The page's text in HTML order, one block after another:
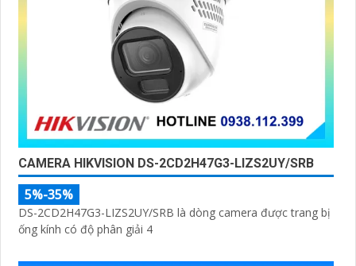
CAMERA HIKVISION DS-2CD2H47G3-LIZS2UY/SRB
5%-35%
DS-2CD2H47G3-LIZS2UY/SRB là dòng camera được trang bị
ống kính có độ phân giải 4